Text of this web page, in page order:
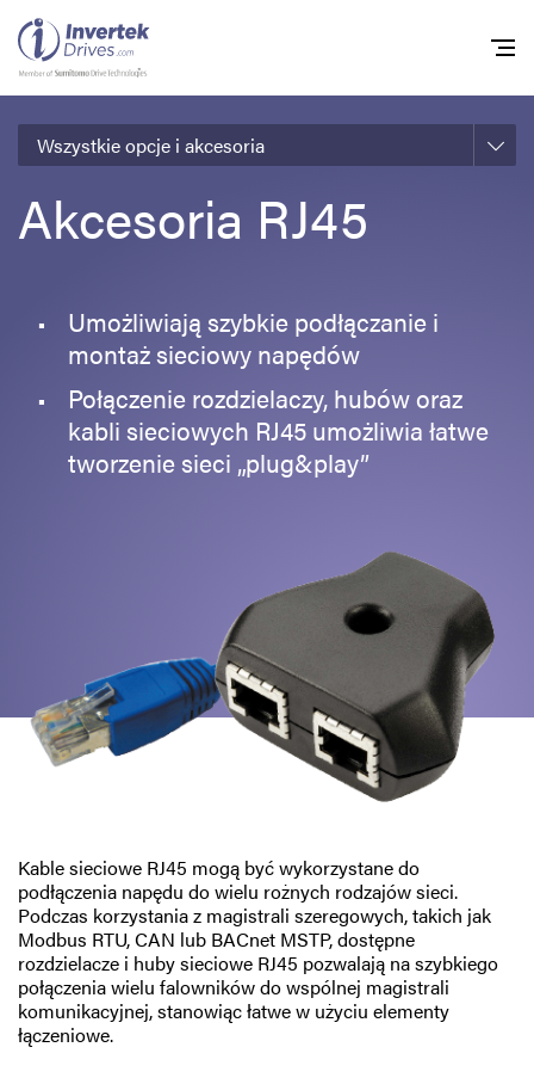
Wszystkie opcje i akcesoria
Akcesoria RJ45
Umożliwiają szybkie podłączanie i
montaż sieciowy napędów
Połączenie rozdzielaczy, hubów oraz
kabli sieciowych RJ45 umożliwia łatwe
tworzenie sieci „plug&play”
Kable sieciowe RJ45 mogą być wykorzystane do
podłączenia napędu do wielu rożnych rodzajów sieci.
Podczas korzystania z magistrali szeregowych, takich jak
Modbus RTU, CAN lub BACnet MSTP, dostępne
rozdzielacze i huby sieciowe RJ45 pozwalają na szybkiego
połączenia wielu falowników do wspólnej magistrali
komunikacyjnej, stanowiąc łatwe w użyciu elementy
łączeniowe.
Home
Przemienniki
Zrównoważony
Nowości
Oferty pracy
O nas
Polityka prywatności
Mapa strony
Rejestracja